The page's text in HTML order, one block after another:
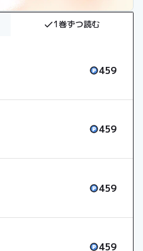
1巻ずつ読む
459
459
459
459